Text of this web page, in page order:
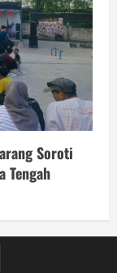
Soroti
Tengah